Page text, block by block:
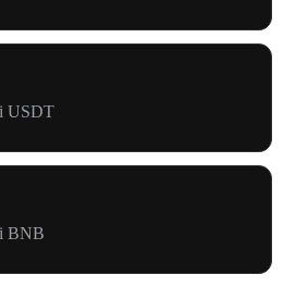
USDT
BNB